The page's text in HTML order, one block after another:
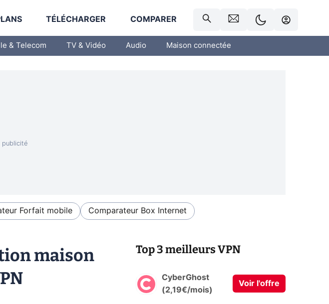
TÉLÉCHARGER COMPARER
& Telecom TV & Vidéo Audio Maison connectée
Forfait mobile Comparateur Box Internet
maison
Top 3 meilleurs VPN
CyberGhost
(2,19€/mois)
Voir l'offre